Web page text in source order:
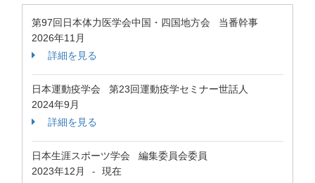
第97回日本体力医学会中国・四国地方会 当番幹事
2026年11月
詳細を見る
日本運動疫学会 第23回運動疫学セミナー世話人
2024年9月
詳細を見る
日本生涯スポーツ学会 編集委員会委員
2023年12月
-
現在